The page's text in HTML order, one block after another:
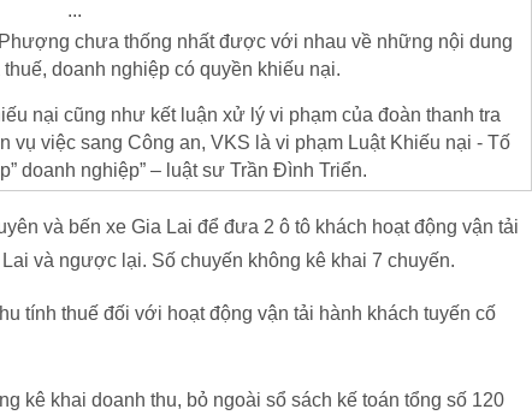
...
chưa thống nhất được với nhau về những nội dung
doanh nghiệp có quyền khiếu nại.
nại cũng như kết luận xử lý vi phạm của đoàn thanh tra
vụ việc sang Công an, VKS là vi phạm Luật Khiếu nại - Tố
doanh nghiệp” – luật sư Trần Đình Triển.
và bến xe Gia Lai để đưa 2 ô tô khách hoạt động vận tải
và ngược lại. Số chuyến không kê khai 7 chuyến.
tính thuế đối với hoạt động vận tải hành khách tuyến cố
kê khai doanh thu, bỏ ngoài sổ sách kế toán tổng số 120